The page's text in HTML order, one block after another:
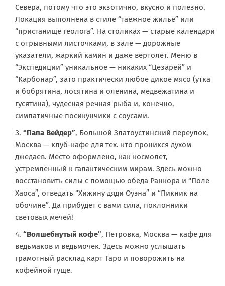
Севера, потому что это экзотично, вкусно и полезно.
Локация выполнена в стиле “таежное жилье” или
“пристанище геолога”. На столиках — старые календари
с отрывными листочками, в зале — дорожные
указатели, жаркий камин и даже вертолет. Меню в
“Экспедиции” уникальное — никаких “Цезарей” и
“Карбонар”, зато практически любое дикое мясо (утка
и бобрятина, лосятина и оленина, медвежатина и
гусятина), чудесная речная рыба и, конечно,
симпатичные посикунчики с соусами.
“Папа Вейдер”, Большой Златоустинский переулок,
Москва — клуб-кафе для тех. кто проникся духом
джедаев. Место оформлено, как космолет,
устремленный к галактическим мирам. Здесь можно
восстановить силы с помощью обеда Ранкора и “Поле
Хаоса”, отведать “Хижину дяди Оуэна” и “Пикник на
обочине”. Да прибудет с вами сила, поклонники
световых мечей!
“Волшебнутый кофе”, Петровка, Москва — кафе для
ведьмаков и ведьмочек. Здесь можно услышать
грамотный расклад карт Таро и поворожить на
кофейной гуще.